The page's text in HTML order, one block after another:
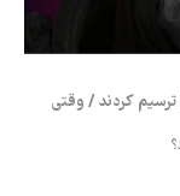
ترسیم کردند / وقتی